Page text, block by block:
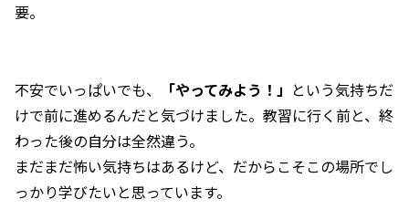
要。
不安でいっぱいでも、 「やってみよう！」 という気持ちだ
けで前に進めるんだと気づけました。教習に行く前と、終
わった後の自分は全然違う。
まだまだ怖い気持ちはあるけど、だからこそこの場所でし
っかり学びたいと思っています。